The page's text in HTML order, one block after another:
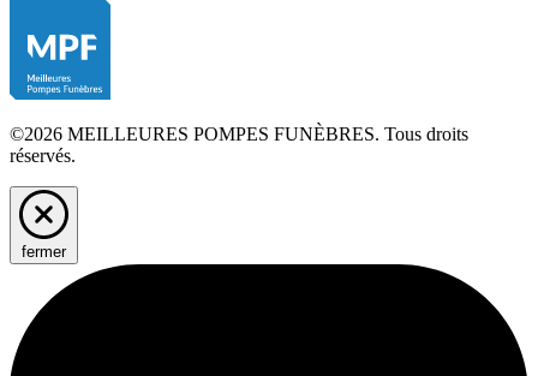
©2026 MEILLEURES POMPES FUNÈBRES. Tous droits
réservés.
fermer